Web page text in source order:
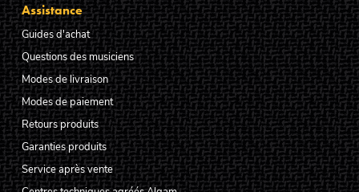
Assistance
Guides d'achat
Questions des musiciens
Modes de livraison
Modes de paiement
Retours produits
Garanties produits
Service après vente